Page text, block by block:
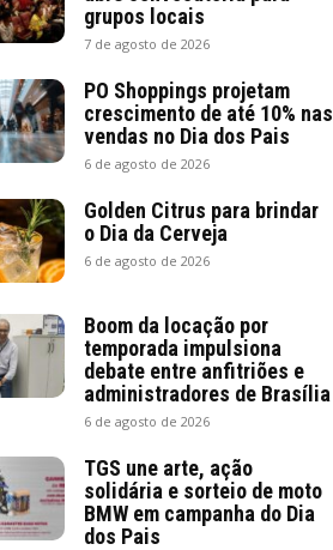
grupos locais
7 de agosto de 2026
PO Shoppings projetam
crescimento de até 10% nas
vendas no Dia dos Pais
6 de agosto de 2026
Golden Citrus para brindar
o Dia da Cerveja
6 de agosto de 2026
Boom da locação por
temporada impulsiona
debate entre anfitriões e
administradores de Brasília
6 de agosto de 2026
TGS une arte, ação
solidária e sorteio de moto
BMW em campanha do Dia
dos Pais